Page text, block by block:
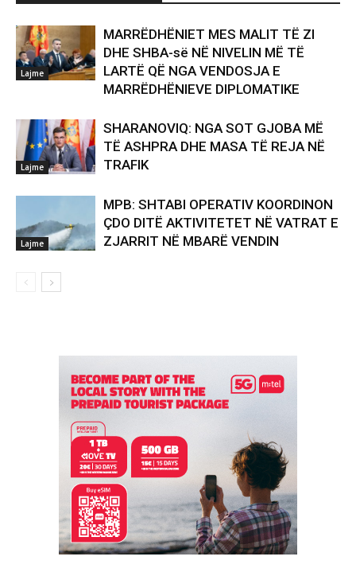
Lajme
MARRËDHËNIET MES MALIT TË ZI
DHE SHBA-së NË NIVELIN MË TË
LARTË QË NGA VENDOSJA E
MARRËDHËNIEVE DIPLOMATIKE
Lajme
SHARANOVIQ: NGA SOT GJOBA MË
TË ASHPRA DHE MASA TË REJA NË
TRAFIK
Lajme
MPB: SHTABI OPERATIV KOORDINON
ÇDO DITË AKTIVITETET NË VATRAT E
ZJARRIT NË MBARË VENDIN